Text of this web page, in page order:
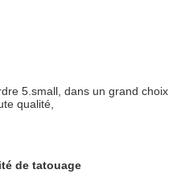
5.small, dans un grand choix
qualité,
de tatouage